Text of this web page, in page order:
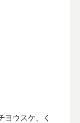
ヨウスケ、く